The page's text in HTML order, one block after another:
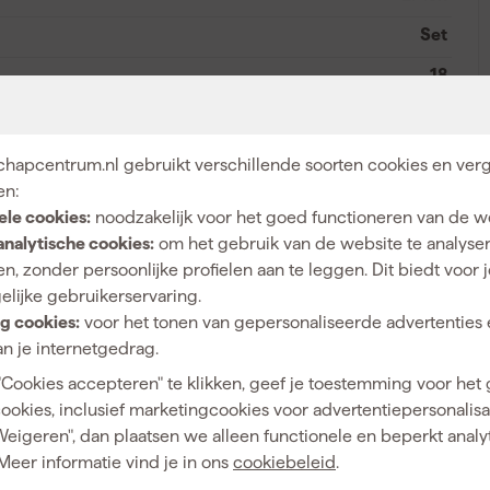
gebruikt verschillende soorten cookies en
cookies: noodzakelijk voor het goed functioneren van de
cookies: om het gebruik van de website te
zonder persoonlijke profielen aan te leggen. Dit biedt voor
gebruikerservaring.
cookies: voor het tonen van gepersonaliseerde advertenties
je internetgedrag.
accepteren" te klikken, geef je toestemming voor het
inclusief marketingcookies voor
dan plaatsen we alleen functionele en beperkt
informatie vind je in ons cookiebeleid.
Set
18
20 mm
165 mm
Ja
Via een adapter
Ja